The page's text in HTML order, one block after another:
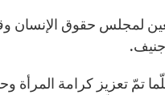
لمجلس حقوق
تمّ تعزيز كرامة المرأة